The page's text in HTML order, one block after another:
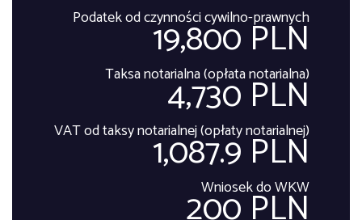
Podatek od czynności cywilno-prawnych
19,800 PLN
Taksa notarialna (opłata notarialna)
4,730 PLN
VAT od taksy notarialnej (opłaty notarialnej)
1,087.9 PLN
Wniosek do WKW